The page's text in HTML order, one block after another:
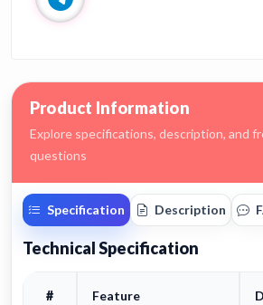
Product Information
Explore specifications, description, and
questions
Specification Description
Technical Specification
# Feature